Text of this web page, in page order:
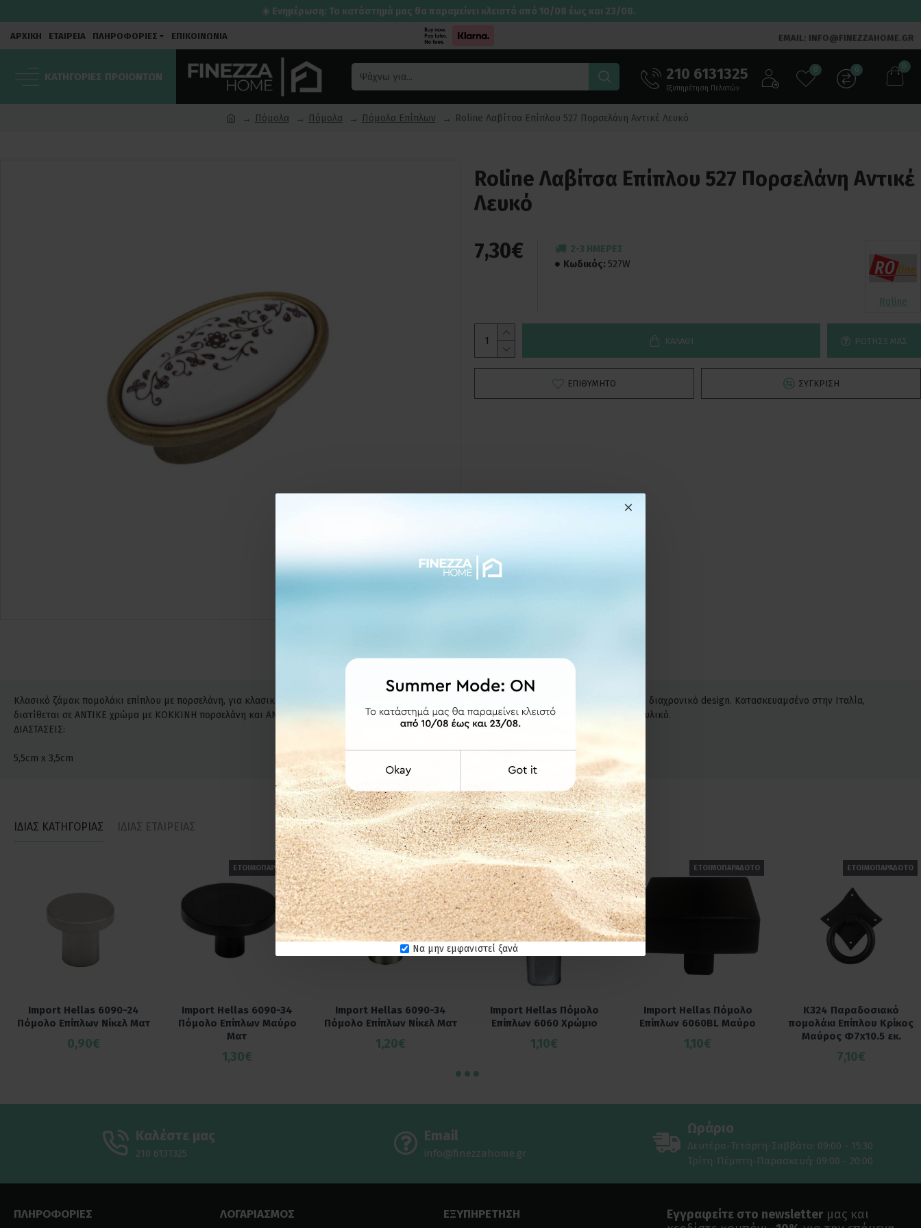
Να μην εμφανιστεί ξανά
☀️ Ενημέρωση: Το κατάστημά μας θα παραμείνει κλειστό από 10/08 έως και 23/08.
ΑΡΧΙΚΗ ΕΤΑΙΡΕΙΑ ΠΛΗΡΟΦΟΡΙΕΣ ΕΠΙΚΟΙΝΩΝΙΑ EMAIL: INFO@FINEZZAHOME.GR
ΚΑΤΗΓΟΡΙΕΣ ΠΡΟΙΟΝΤΩΝ 210 6131325
Εξυπηρέτηση Πελατών
0 0 0
Πόμολα Πόμολα Πόμολα Επίπλων Roline Λαβίτσα Επίπλου 527 Πορσελάνη Αντικέ Λευκό
Roline Λαβίτσα Επίπλου 527 Πορσελάνη Αντικέ
Λευκό
7,30€
2-3 ΗΜΈΡΕΣ
Κωδικός: 527W
Roline
ΚΑΛΆΘΙ ΡΏΤΗΣΕ ΜΑΣ
ΕΠΙΘΥΜΗΤΌ ΣΎΓΚΡΙΣΗ
Κλασικό ζάμακ πομολάκι επίπλου με πορσελάνη, για κλασικά, νεοκλασικά και μοντέρνα έπιπλα μπάνιου, κουζίνας και σαλονιού με ιδιαίτερο και διαχρονικό design. Κατασκευαμσένο στην Ιταλία,
διατίθεται σε ΑΝΤΙΚΕ χρώμα με ΚΟΚΚΙΝΗ πορσελάνη και ΑΝΤΙΚΕ με ΛΕΥΚΗ πορσελάνη και έιναι κατασκευασμένο από υψηλής ποιότητας ζάμακ υλικό.
ΔΙΑΣΤΑΣΕΙΣ:
5,5cm x 3,5cm
ΙΔΙΑΣ ΚΑΤΗΓΟΡΙΑΣ ΙΔΙΑΣ ΕΤΑΙΡΕΙΑΣ
Import Hellas 6090-24
Πόμολο Επίπλων Νίκελ Ματ
0,90€
ΕΤΟΙΜΟΠΑΡΑΔΟΤΟ
Import Hellas 6090-34
Πόμολο Επίπλων Μαύρο
Ματ
1,30€
ΕΤΟΙΜΟΠΑΡΑΔΟΤΟ
Import Hellas 6090-34
Πόμολο Επίπλων Νίκελ Ματ
1,20€
ΕΤΟΙΜΟΠΑΡΑΔΟΤΟ
Import Hellas Πόμολο
Επίπλων 6060 Χρώμιο
1,10€
ΕΤΟΙΜΟΠΑΡΑΔΟΤΟ
Import Hellas Πόμολο
Επίπλων 6060BL Μαύρο
1,10€
ΕΤΟΙΜΟΠΑΡΑΔΟΤΟ
K324 Παραδοσιακό
πομολάκι Επίπλου Κρίκος
Μαύρος Φ7x10.5 εκ.
7,10€
Καλέστε μας
210 6131325
Email
info@finezzahome.gr
Ωράριο
Δευτέρα-Τετάρτη-Σαββάτο: 09:00 - 15:30
Τρίτη-Πέμπτη-Παρασκευή: 09:00 - 20:00
ΠΛΗΡΟΦΟΡΙΕΣ ΛΟΓΑΡΙΑΣΜΟΣ ΕΞΥΠΗΡΕΤΗΣΗ Εγγραφείτε στο newsletterμας και